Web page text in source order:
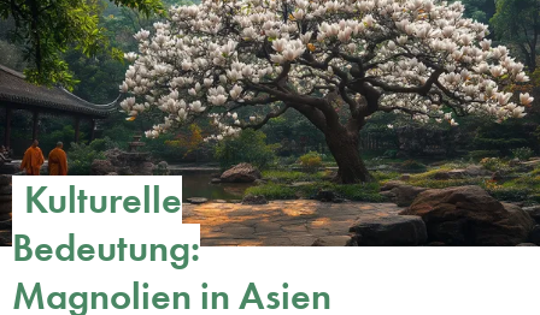
Kulturelle
Bedeutung:
Magnolien in Asien